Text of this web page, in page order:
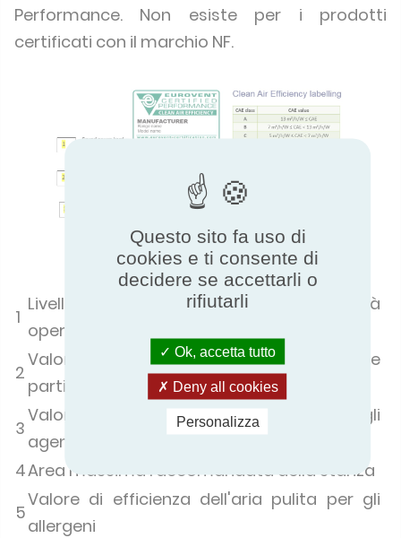
Performance. Non esiste per i prodotti
certificati con il marchio NF.
© Eurovent
1
Livello acustico alla massima velocità
operativa
2
Valore di efficienza dell'aria pulita per le
particelle
3
Valore di efficienza dell'aria pulita per gli
agenti inquinanti gassosi
4Area massima raccomandata della stanza
5
Valore di efficienza dell'aria pulita per gli
allergeni
Questo sito fa uso di
cookies e ti consente di
decidere se accettarli o
rifiutarli
Ok, accetta tutto
Deny all cookies
Personalizza